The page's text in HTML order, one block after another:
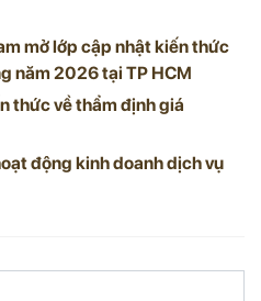
mở lớp cập nhật kiến thức
năm 2026 tại TP HCM
thức về thẩm định giá
động kinh doanh dịch vụ